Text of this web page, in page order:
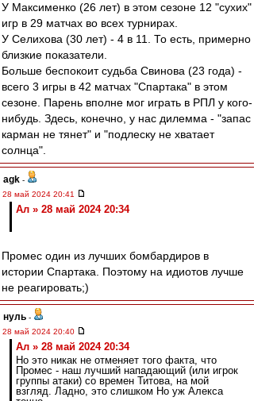
У Максименко (26 лет) в этом сезоне 12 "сухих"
игр в 29 матчах во всех турнирах.
У Селихова (30 лет) - 4 в 11. То есть, примерно
близкие показатели.
Больше беспокоит судьба Свинова (23 года) -
всего 3 игры в 42 матчах "Спартака" в этом
сезоне. Парень вполне мог играть в РПЛ у кого-
нибудь. Здесь, конечно, у нас дилемма - "запас
карман не тянет" и "подлеску не хватает
солнца".
agk -
28 май 2024 20:41
Ал » 28 май 2024 20:34
Промес один из лучших бомбардиров в
истории Спартака. Поэтому на идиотов лучше
не реагировать;)
нуль -
28 май 2024 20:40
Ал » 28 май 2024 20:34
Но это никак не отменяет того факта, что
Промес - наш лучший нападающий (или игрок
группы атаки) со времен Титова, на мой
взгляд. Ладно, это слишком Но уж Алекса